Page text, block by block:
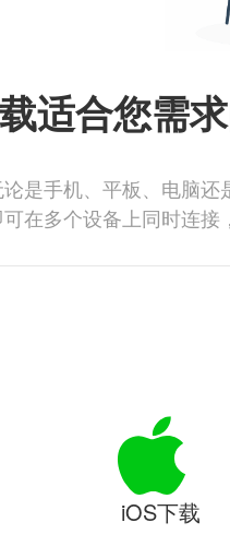
适合您需
是手机、平板、电脑还
在多个设备上同时连接
iOS下载